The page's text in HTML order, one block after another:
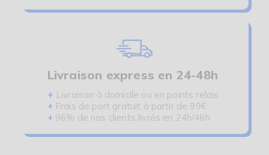
Livraison express en 24-48h
+ Livraison à domicile ou en points relais
+ Frais de port gratuit à partir de 99€
+ 96% de nos clients livrés en 24h/48h